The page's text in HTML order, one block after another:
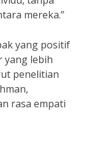
mereka.”
yang positif
yang lebih
penelitian
rasa empati